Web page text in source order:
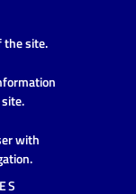
the site.
with